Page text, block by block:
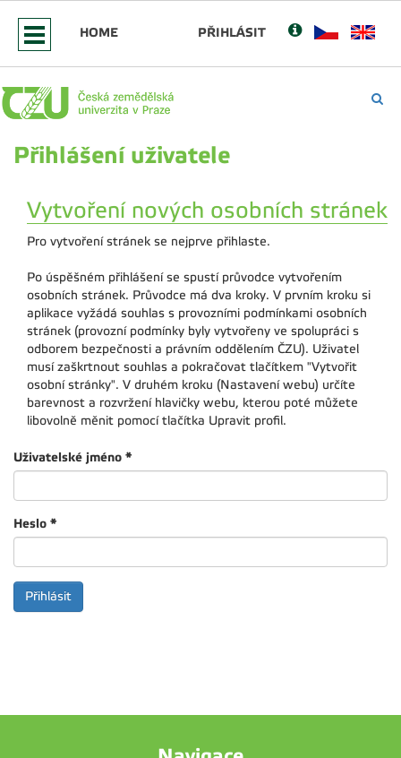
HOME PŘIHLÁSIT
Přihlášení uživatele
Vytvoření nových osobních stránek
Pro vytvoření stránek se nejprve přihlaste.
Po úspěšném přihlášení se spustí průvodce vytvořením
osobních stránek. Průvodce má dva kroky. V prvním kroku si
aplikace vyžádá souhlas s provozními podmínkami osobních
stránek (provozní podmínky byly vytvořeny ve spolupráci s
odborem bezpečnosti a právním oddělením ČZU). Uživatel
musí zaškrtnout souhlas a pokračovat tlačítkem "Vytvořit
osobní stránky". V druhém kroku (Nastavení webu) určíte
barevnost a rozvržení hlavičky webu, kterou poté můžete
libovolně měnit pomocí tlačítka Upravit profil.
Uživatelské jméno *
Heslo *